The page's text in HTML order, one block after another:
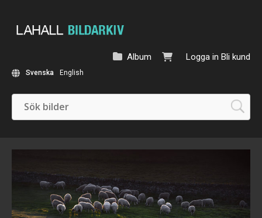
Logga in Bli kund
Album
Svenska English